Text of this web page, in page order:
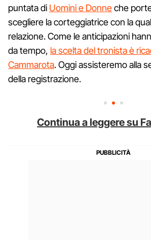
puntata di Uomini e Donneche
scegliere la corteggiatrice con la
relazione. Come le anticipazioni
da tempo, la scelta del tronista è
Cammarota. Oggi assisteremo alla
della registrazione.
Continua a leggere su